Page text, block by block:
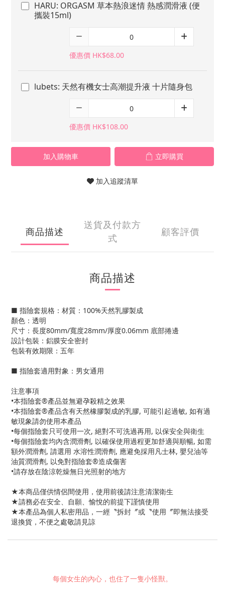
HARU: ORGASM 草本熱浪迷情 熱感潤滑液 (便
攜裝15ml)
優惠價 HK$68.00
lubets: 天然有機女士高潮提升液 十片隨身包
優惠價 HK$108.00
加入購物車 立即購買
加入追蹤清單
商品描述
送貨及付款方
式
顧客評價
商品描述
■ 指險套規格：材質：100%天然乳膠製成
顏色：透明
尺寸：長度80mm/寬度28mm/厚度0.06mm 底部捲邊
設計包裝：鋁膜安全密封
包裝有效期限：五年
■ 指險套適用對象：男女通用
注意事項
•本指險套®產品並無避孕殺精之效果
•本指險套®產品含有天然橡膠製成的乳膠, 可能引起過敏, 如有過
敏現象請勿使用本產品
•每個指險套只可使用一次, 絕對不可洗過再用, 以保安全與衛生
•每個指險套均內含潤滑劑, 以確保使用過程更加舒適與順暢, 如需
額外潤滑劑, 請選用 水溶性潤滑劑, 應避免採用凡士林, 嬰兒油等
油質潤滑劑, 以免對指險套®造成傷害
•請存放在陰涼乾燥無日光照射的地方
★本商品僅供情侶間使用，使用前後請注意清潔衛生
★請務必在安全、自願、愉悅的前提下謹慎使用
★本產品為個人私密用品，一經〝拆封〞或〝使用〞即無法接受
退換貨，不便之處敬請見諒
每個女生的內心，也住了一隻小怪獸。